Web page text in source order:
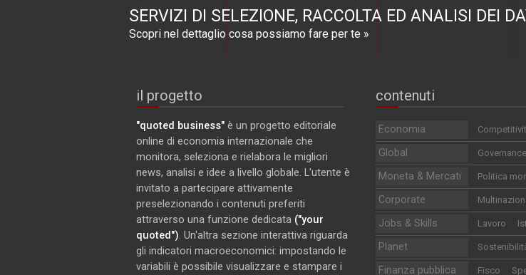
SERVIZI DI SELEZIONE, RACCOLTA ED ANALISI DEI
Scopri nel dettaglio cosa possiamo fare per te »
il progetto
"quoted business" è un progetto editoriale
online di economia internazionale che
monitora, seleziona e rielabora le migliori
news, analisi e idee a livello globale. L'utente è
invitato a partecipare attivamente
preselezionando i contenuti preferiti
attraverso una funzione dedicata ("your
quoted"). Un'altra sezione interattiva riguarda
gli indicatori macroeconomici: impostando le
variabili è possibile visualizzare e stampare i
contenuti
Economia
Global Governance
Moneta & Mercati Politica
Corporate
Jobs & Skills Lavoro
Planet
Finanza pubblica Fisco